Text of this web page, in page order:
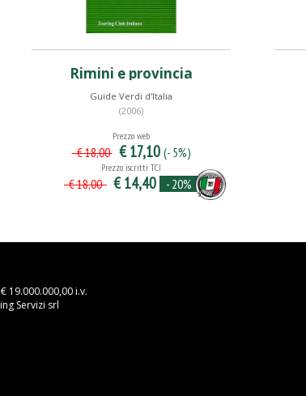
Rimini e provincia
Guide Verdi d'Italia
(2006)
Prezzo web
€ 18,00 € 17,10 (- 5%)
Prezzo iscritti TCI
€ 18,00 € 14,40 - 20%
19.000.000,00 i.v.
Servizi srl